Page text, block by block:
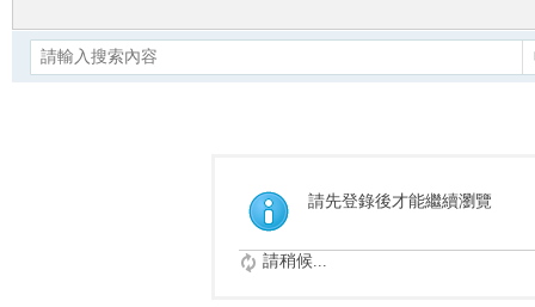
請先登錄後才能繼續瀏覽
請稍候...